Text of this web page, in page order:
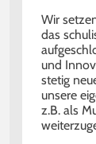
Wir
das
und
stetig
unsere
z.B. als